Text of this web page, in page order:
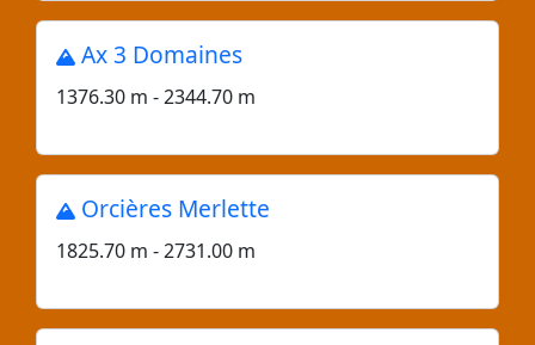
Ax 3 Domaines
1376.30 m - 2344.70 m
Orcières Merlette
1825.70 m - 2731.00 m